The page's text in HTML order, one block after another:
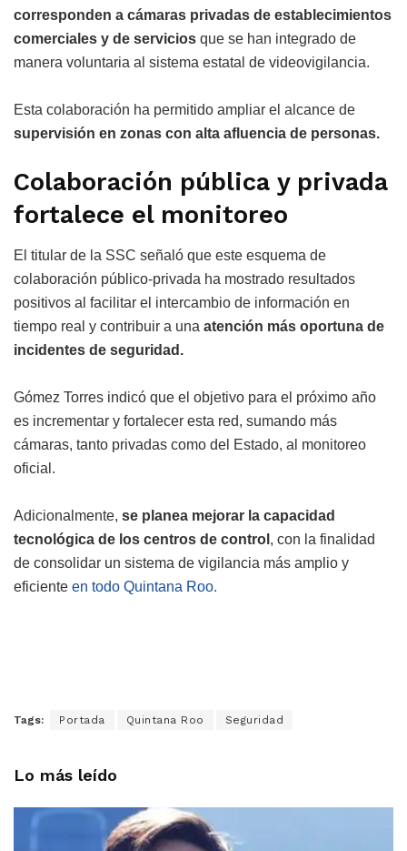
corresponden a cámaras privadas de establecimientos
comerciales y de servicios que se han integrado de
manera voluntaria al sistema estatal de videovigilancia.
Esta colaboración ha permitido ampliar el alcance de
supervisión en zonas con alta afluencia de personas.
Colaboración pública y privada
fortalece el monitoreo
El titular de la SSC señaló que este esquema de
colaboración público-privada ha mostrado resultados
positivos al facilitar el intercambio de información en
tiempo real y contribuir a una atención más oportuna de
incidentes de seguridad.
Gómez Torres indicó que el objetivo para el próximo año
es incrementar y fortalecer esta red, sumando más
cámaras, tanto privadas como del Estado, al monitoreo
oficial.
Adicionalmente, se planea mejorar la capacidad
tecnológica de los centros de control , con la finalidad
de consolidar un sistema de vigilancia más amplio y
eficiente en todo Quintana Roo.
Tags: Portada Quintana Roo Seguridad
Lo más leído